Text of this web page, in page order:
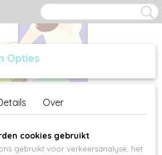
Opties
Over
cookies gebruikt
gebruikt voor verkeersanalyse, het